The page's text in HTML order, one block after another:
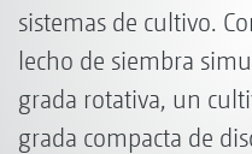
sistemas de cultivo.
lecho de siembra
grada rotativa, un
grada compacta de